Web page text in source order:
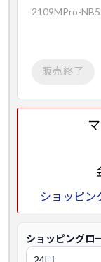
2109MPro-
販売終了
ショッピ
ショッピングロ